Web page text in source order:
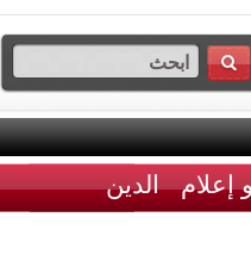
إعلام الدين